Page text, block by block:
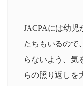
JACPAには幼児
たちもいるので
らないよう、気
らの照り返しを